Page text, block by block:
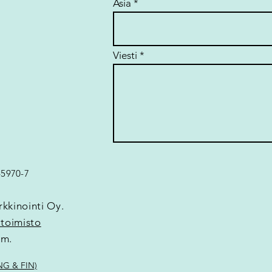
7
Oy.
& FIN)
Asia
Viesti